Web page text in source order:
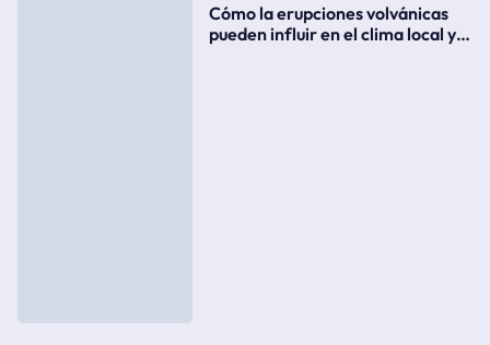
Cómo la erupciones volvánicas
pueden influir en el clima local y